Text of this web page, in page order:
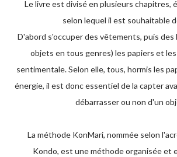
Le livre est divisé en plusieurs chapitres,
selon lequel il est souhaitable
D'abord s'occuper des vêtements, puis des
objets en tous genres) les papiers et
sentimentale. Selon elle, tous, hormis les
énergie, il est donc essentiel de la capter
débarrasser ou non d'un
La méthode KonMari, nommée selon
Kondo, est une méthode organisée et